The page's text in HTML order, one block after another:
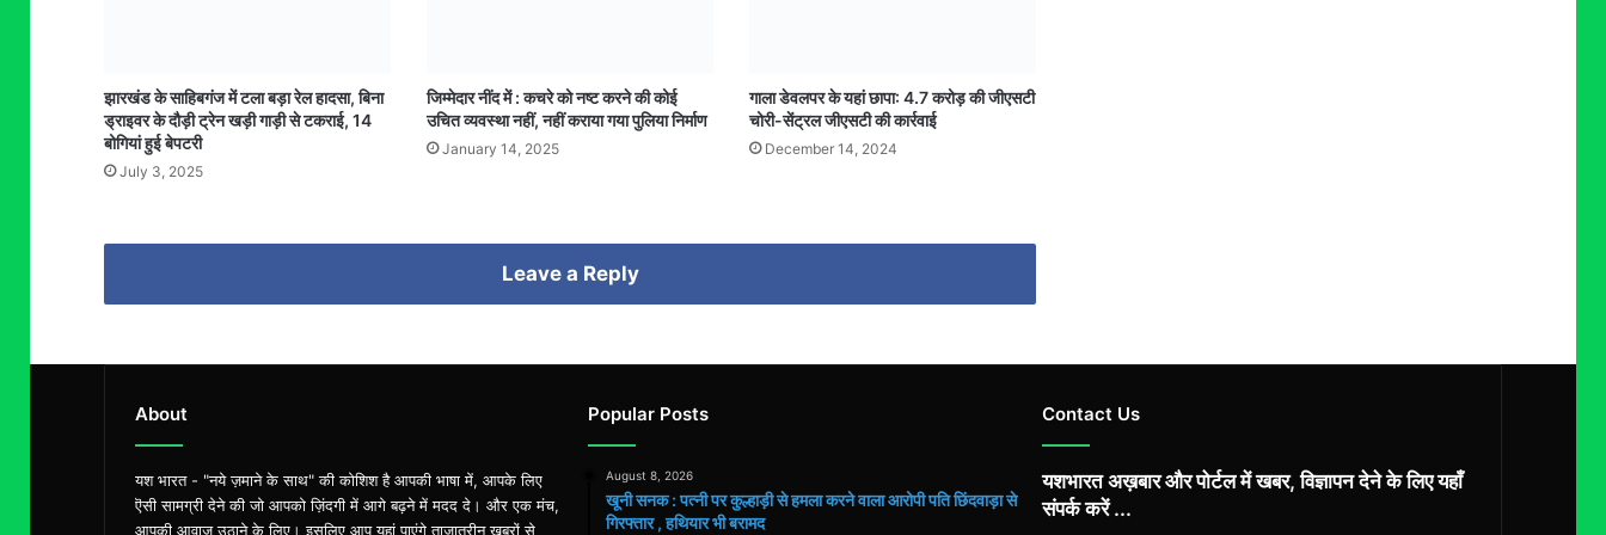
झारखंड के साहिबगंज में टला बड़ा रेल हादसा, बिना
ड्राइवर के दौड़ी ट्रेन खड़ी गाड़ी से टकराई, 14
बोगियां हुई बेपटरी
July 3, 2025
जिम्मेदार नींद में : कचरे को नष्ट करने की कोई
उचित व्यवस्था नहीं, नहीं कराया गया पुलिया निर्माण
January 14, 2025
गाला डेवलपर के यहां छापा: 4.7 करोड़ की जीएसटी
चोरी-सेंट्रल जीएसटी की कार्रवाई
December 14, 2024
Leave a Reply
About
यश भारत - "नये ज़माने के साथ" की कोशिश है आपकी भाषा में, आपके लिए
ऎसी सामग्री देने की जो आपको ज़िंदगी में आगे बढ़ने में मदद दे। और एक मंच,
आपकी आवाज़ उठाने के लिए। इसलिए आप यहां पाएंगे ताज़ातरीन खबरों से
Popular Posts
August 8, 2026
खूनी सनक : पत्नी पर कुल्हाड़ी से हमला करने वाला आरोपी पति छिंदवाड़ा से
गिरफ्तार , हथियार भी बरामद
Contact Us
यशभारत अख़बार और पोर्टल में खबर, विज्ञापन देने के लिए यहाँ
संपर्क करें ...